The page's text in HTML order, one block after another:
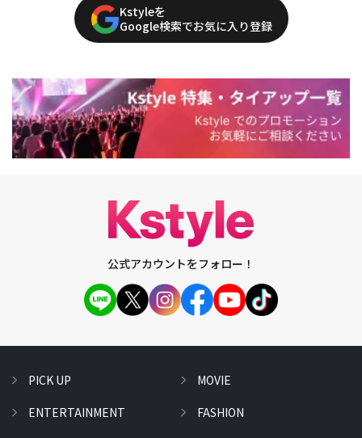
Kstyleを
Google検索でお気に入り登録
公式アカウントをフォロー！
PICK UP
ENTERTAINMENT
MOVIE
FASHION